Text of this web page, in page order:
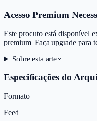
Acesso Premium
Este produto está disponível
premium. Faça upgrade para
Sobre esta arte
Especificações do
Formato
Feed